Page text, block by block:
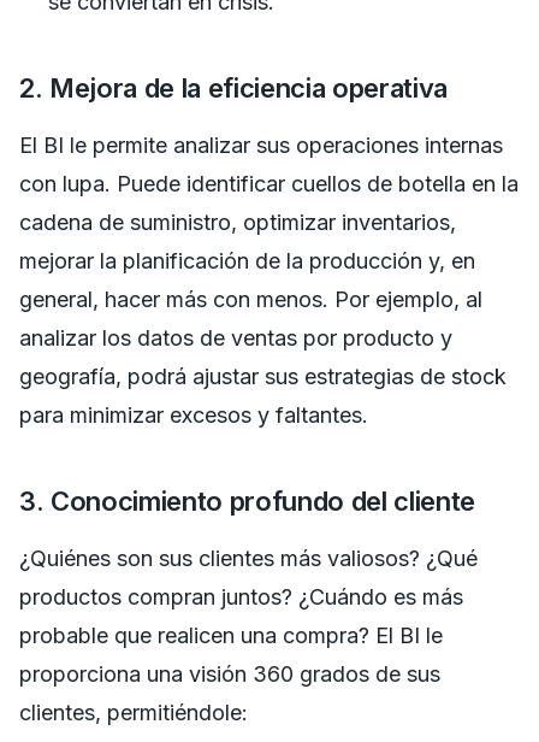
2. Mejora de la eficiencia operativa
El BI le permite analizar sus operaciones internas
con lupa. Puede identificar cuellos de botella en la
cadena de suministro, optimizar inventarios,
mejorar la planificación de la producción y, en
general, hacer más con menos. Por ejemplo, al
analizar los datos de ventas por producto y
geografía, podrá ajustar sus estrategias de stock
para minimizar excesos y faltantes.
3. Conocimiento profundo del cliente
¿Quiénes son sus clientes más valiosos? ¿Qué
productos compran juntos? ¿Cuándo es más
probable que realicen una compra? El BI le
proporciona una visión 360 grados de sus
clientes, permitiéndole: